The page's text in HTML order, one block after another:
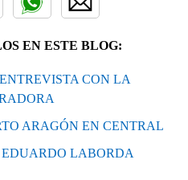
EN ESTE BLOG:
CON LA
ARAGÓN EN CENTRAL
LABORDA